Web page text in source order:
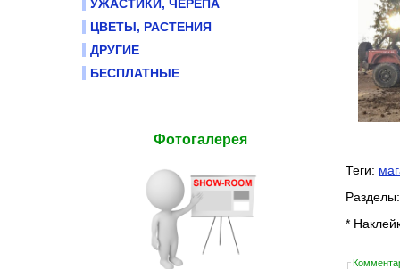
УЖАСТИКИ, ЧЕРЕПА
ЦВЕТЫ, РАСТЕНИЯ
ДРУГИЕ
БЕСПЛАТНЫЕ
Фотогалерея
Теги:
*